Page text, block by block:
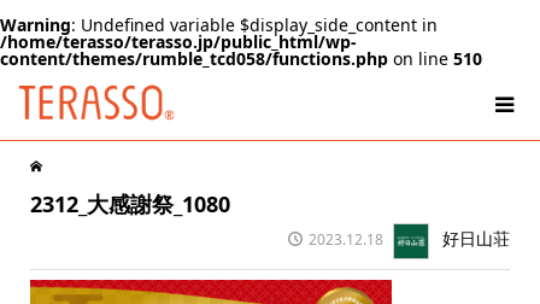
Warning: Undefined variable $display_side_content in
/home/terasso/terasso.jp/public_html/wp-
content/themes/rumble_tcd058/functions.php on line 510
2312_大感謝祭_1080
2023.12.18 好日山荘